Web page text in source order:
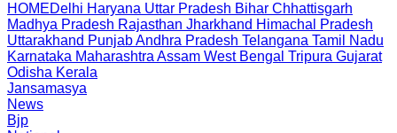
HOMEDelhi Haryana Uttar Pradesh Bihar Chhattisgarh
Madhya Pradesh Rajasthan Jharkhand Himachal Pradesh
Uttarakhand PunjabAndhra Pradesh Telangana Tamil Nadu
Karnataka Maharashtra Assam West Bengal Tripura Gujarat
Odisha Kerala
Jansamasya
News
Bjp